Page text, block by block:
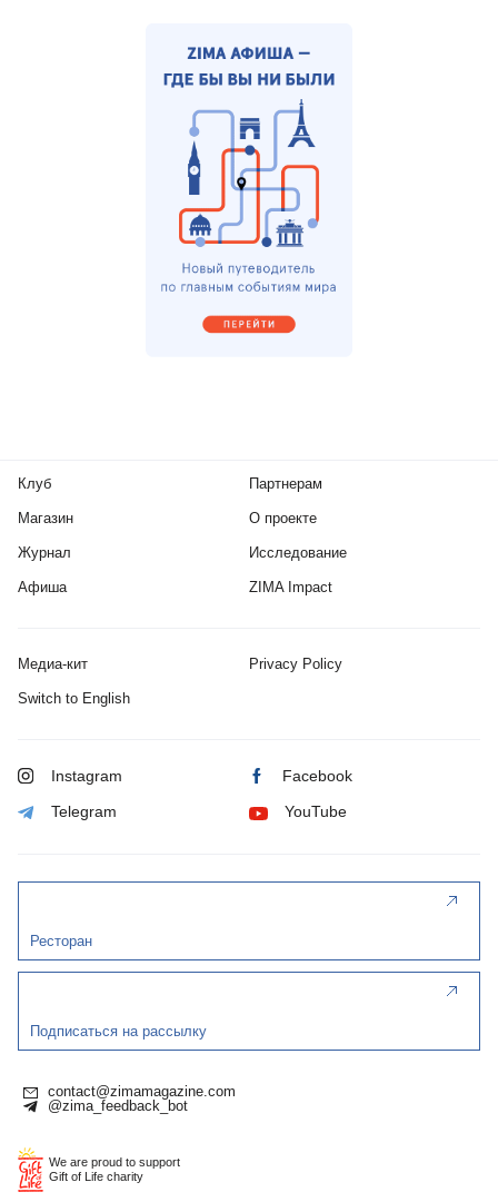
Клуб
Магазин
Журнал
Афиша
Партнерам
О проекте
Исследование
ZIMA Impact
Медиа-кит Privacy Policy
Switch to English
Instagram Facebook
Telegram YouTube
Ресторан
Подписаться на рассылку
contact@zimamagazine.com
@zima_feedback_bot
We are proud to support
Gift of Life charity